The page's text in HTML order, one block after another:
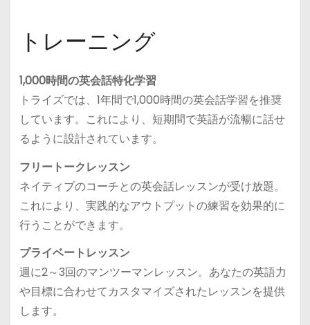
トレーニング
1,000時間の英会話特化学習
トライズでは、1年間で1,000時間の英会話学習を推奨
しています。これにより、短期間で英語が流暢に話せ
るように設計されています。
フリートークレッスン
ネイティブのコーチとの英会話レッスンが受け放題。
これにより、実践的なアウトプットの練習を効果的に
行うことができます。
プライベートレッスン
週に2～3回のマンツーマンレッスン。あなたの英語力
や目標に合わせてカスタマイズされたレッスンを提供
します。